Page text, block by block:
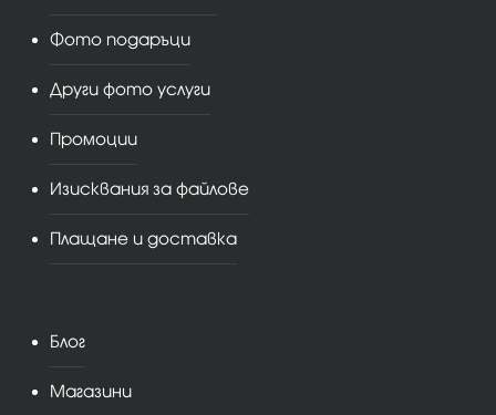
Фото подаръци
Други фото услуги
Промоции
Изисквания за файлове
Плащане и доставка
Блог
Магазини